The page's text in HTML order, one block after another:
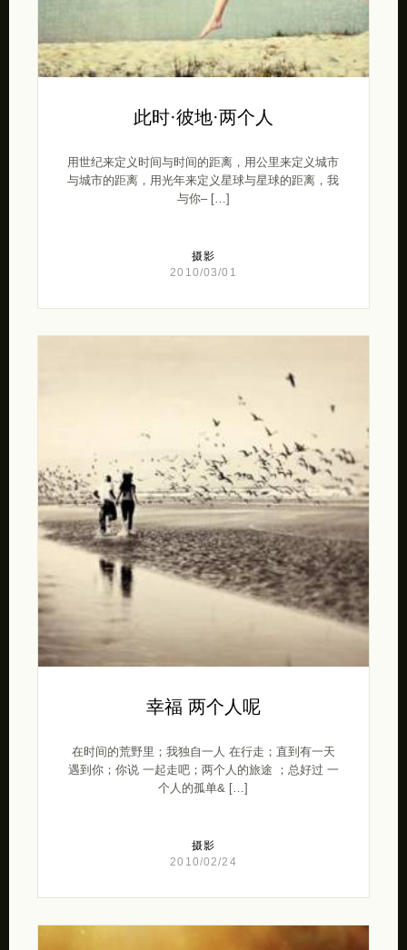
此时·彼地·两个人
用世纪来定义时间与时间的距离，用公里来定义城市
与城市的距离，用光年来定义星球与星球的距离，我
与你– […]
摄影
2010/03/01
幸福 两个人呢
在时间的荒野里；我独自一人 在行走；直到有一天
遇到你；你说 一起走吧；两个人的旅途 ；总好过 一
个人的孤单& […]
摄影
2010/02/24